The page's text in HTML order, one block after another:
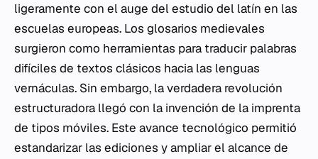
ligeramente con el auge del estudio del latín en las
escuelas europeas. Los glosarios medievales
surgieron como herramientas para traducir palabras
difíciles de textos clásicos hacia las lenguas
vernáculas. Sin embargo, la verdadera revolución
estructuradora llegó con la invención de la imprenta
de tipos móviles. Este avance tecnológico permitió
estandarizar las ediciones y ampliar el alcance de